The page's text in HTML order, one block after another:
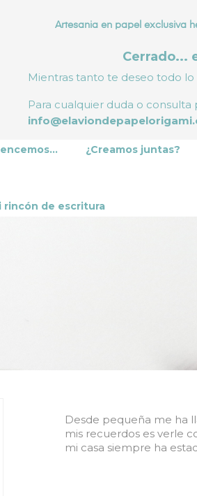
Artesania en papel exclusiva
Cerrado...
Mientras tanto te deseo todo
Para cualquier duda o
¿Creamos juntas?
rincón de escritura
Desde pequeña me ha
mis recuerdos es verle
mi casa siempre ha